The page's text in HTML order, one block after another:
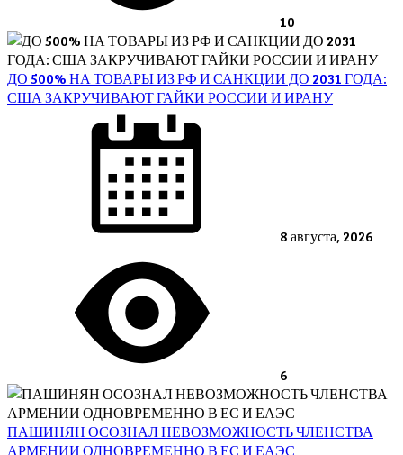
10
ДО 500% НА ТОВАРЫ ИЗ РФ И САНКЦИИ ДО 2031 ГОДА:
США ЗАКРУЧИВАЮТ ГАЙКИ РОССИИ И ИРАНУ
8 августа, 2026
6
ПАШИНЯН ОСОЗНАЛ НЕВОЗМОЖНОСТЬ ЧЛЕНСТВА
АРМЕНИИ ОДНОВРЕМЕННО В ЕС И ЕАЭС